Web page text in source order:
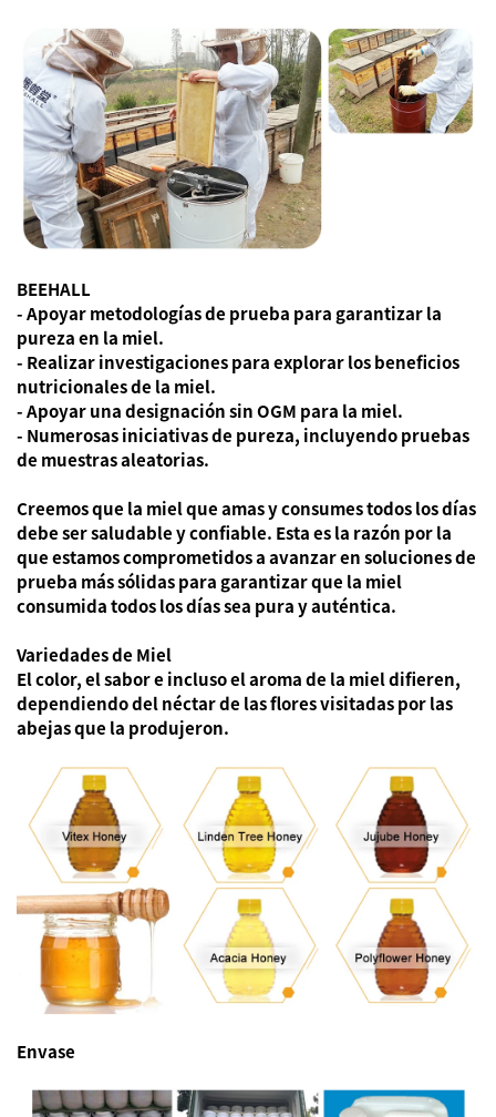
BEEHALL
- Apoyar metodologías de prueba para garantizar la
pureza en la miel.
- Realizar investigaciones para explorar los beneficios
nutricionales de la miel.
- Apoyar una designación sin OGM para la miel.
- Numerosas iniciativas de pureza, incluyendo pruebas
de muestras aleatorias.
Creemos que la miel que amas y consumes todos los días
debe ser saludable y confiable. Esta es la razón por la
que estamos comprometidos a avanzar en soluciones de
prueba más sólidas para garantizar que la miel
consumida todos los días sea pura y auténtica.
Variedades de Miel
El color, el sabor e incluso el aroma de la miel difieren,
dependiendo del néctar de las flores visitadas por las
abejas que la produjeron.
Envase